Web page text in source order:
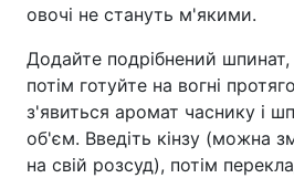
овочі не стануть м'якими.
Додайте подрібнений шпинат,
потім готуйте на вогні
з'явиться аромат часнику і
об'єм. Введіть кінзу (можна
на свій розсуд), потім